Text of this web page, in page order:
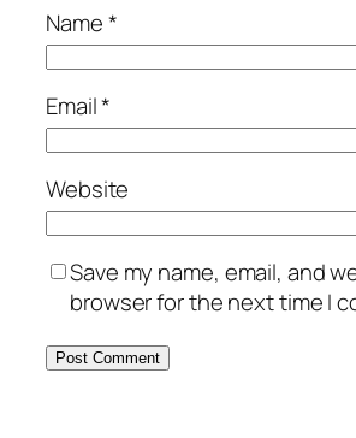
Name*
Email*
Website
Save my name, email, and
browser for the next time I